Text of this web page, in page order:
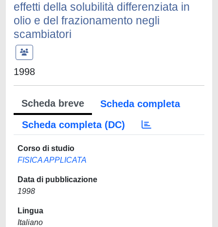
effetti della solubilità differenziata in
olio e del frazionamento negli
scambiatori
1998
Scheda breve
Scheda completa
Scheda completa (DC)
Corso di studio
FISICA APPLICATA
Data di pubblicazione
1998
Lingua
Italiano